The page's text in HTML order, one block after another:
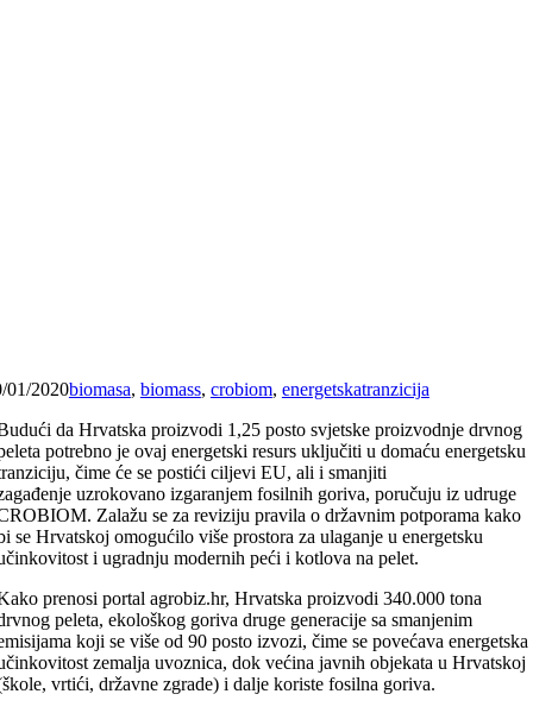
01/2020biomasa, biomass, crobiom, energetskatranzicija
da Hrvatska proizvodi 1,25 posto svjetske proizvodnje drvnog
potrebno je ovaj energetski resurs uključiti u domaću energetsku
čime će se postići ciljevi EU, ali i smanjiti
uzrokovano izgaranjem fosilnih goriva, poručuju iz udruge
Zalažu se za reviziju pravila o državnim potporama kako
se Hrvatskoj omogućilo više prostora za ulaganje u energetsku
i ugradnju modernih peći i kotlova na pelet.
prenosi portal agrobiz.hr, Hrvatska proizvodi 340.000 tona
peleta, ekološkog goriva druge generacije sa smanjenim
koji se više od 90 posto izvozi, čime se povećava energetska
zemalja uvoznica, dok većina javnih objekata u Hrvatskoj
vrtići, državne zgrade) i dalje koriste fosilna goriva.